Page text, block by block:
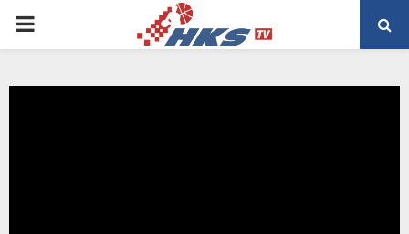
PRIMARY